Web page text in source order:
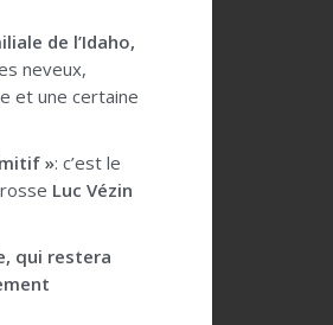
de l’Idaho,
neveux,
et une certaine
»: c’est le
Luc Vézin
qui restera